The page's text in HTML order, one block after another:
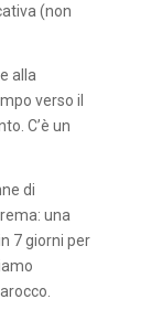
(non
alla
verso il
C’è un
di
una
7 giorni per